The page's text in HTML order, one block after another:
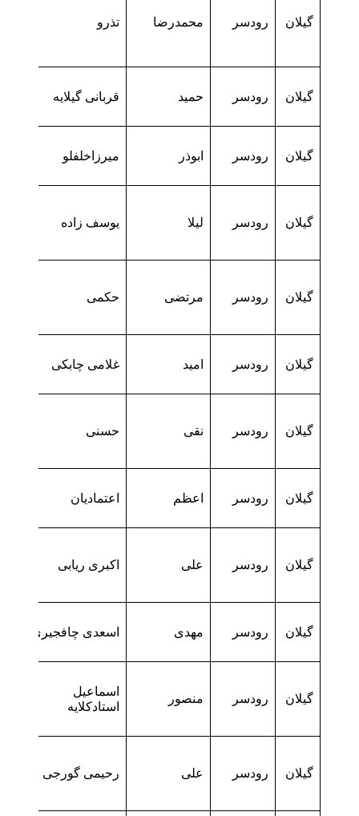
گیلان رودسر محمدرضا تذرو
گیلان رودسر حمید قربانی گیلایه
گیلان رودسر ابوذر میرزاخلفلو
گیلان رودسر لیلا یوسف زاده
گیلان رودسر مرتضی حکمی
گیلان رودسر امید غلامی چابکی
گیلان رودسر نقی حسنی
گیلان رودسر اعظم اعتمادیان
گیلان رودسر علی اکبری ریابی
گیلان رودسر مهدی اسعدی چافجیری
گیلان رودسر منصور
اسماعیل زاده
استادکلایه
گیلان رودسر علی رحیمی گورجی